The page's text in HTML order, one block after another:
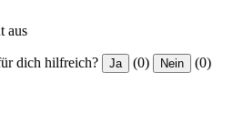
aus
dich hilfreich? Ja (0) Nein (0)